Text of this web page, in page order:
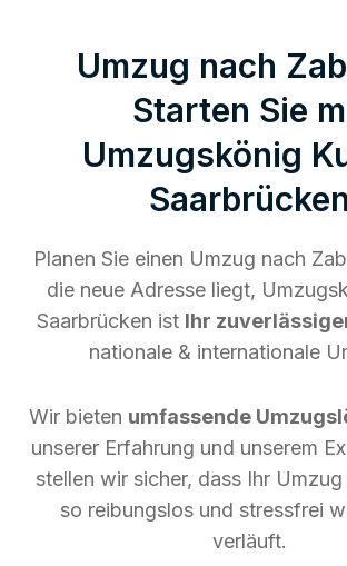
Umzug nach
Starten Sie
Umzugskönig
Saarbrücken
Planen Sie einen Umzug nach
die neue Adresse liegt,
Saarbrücken ist Ihr
nationale & internationale
Wir bieten umfassende
unserer Erfahrung und unserem
stellen wir sicher, dass Ihr
so reibungslos und stressfrei
verläuft.